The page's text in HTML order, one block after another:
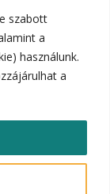
szabott
a
használunk.
a